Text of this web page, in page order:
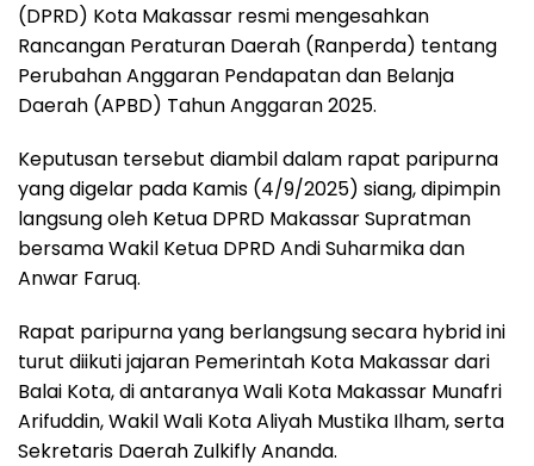
e
b
o
k
t
s
A
p
e
g
r
m
e
a
d
r
e
(DPRD) Kota Makassar resmi mengesahkan
Rancangan Peraturan Daerah (Ranperda) tentang
Perubahan Anggaran Pendapatan dan Belanja
Daerah (APBD) Tahun Anggaran 2025.
Keputusan tersebut diambil dalam rapat paripurna
yang digelar pada Kamis (4/9/2025) siang, dipimpin
langsung oleh Ketua DPRD Makassar Supratman
bersama Wakil Ketua DPRD Andi Suharmika dan
Anwar Faruq.
Rapat paripurna yang berlangsung secara hybrid ini
turut diikuti jajaran Pemerintah Kota Makassar dari
Balai Kota, di antaranya Wali Kota Makassar Munafri
Arifuddin, Wakil Wali Kota Aliyah Mustika Ilham, serta
Sekretaris Daerah Zulkifly Ananda.